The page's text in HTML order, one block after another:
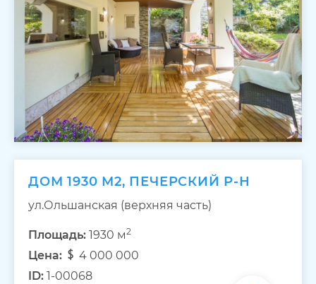
ДОМ 1930 М2, ПЕЧЕРСКИЙ Р-Н
ул.Ольшанская (верхняя часть)
Площадь: 1930 м2
Цена:
4 000 000
ID: 1-00068